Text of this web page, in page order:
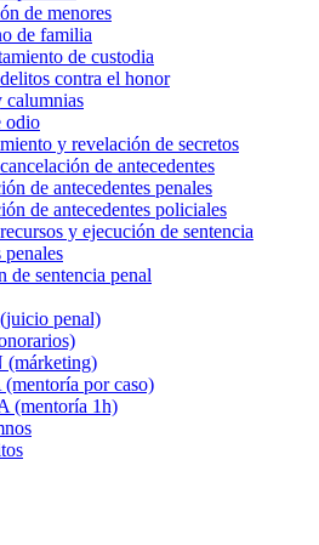
de menores
de familia
de custodia
contra el honor
calumnias
odio
y revelación de secretos
de antecedentes
de antecedentes penales
de antecedentes policiales
y ejecución de sentencia
penales
de sentencia penal
penal)
por caso)
(mentoría 1h)